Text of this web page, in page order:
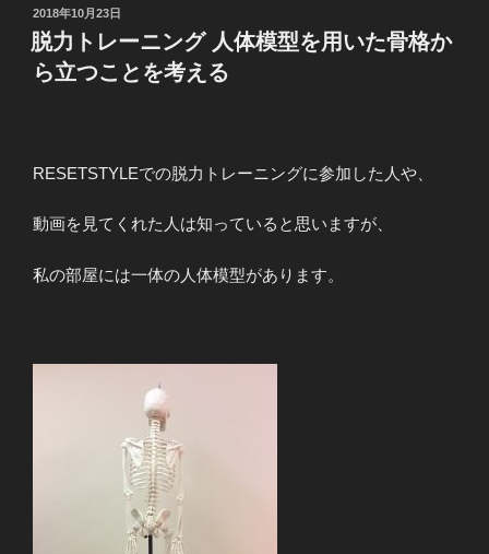
投
稿
日:
2018年10月23日
脱力トレーニング 人体模型を用いた骨格か
ら立つことを考える
RESETSTYLEでの脱力トレーニングに参加した人や、
動画を見てくれた人は知っていると思いますが、
私の部屋には一体の人体模型があります。